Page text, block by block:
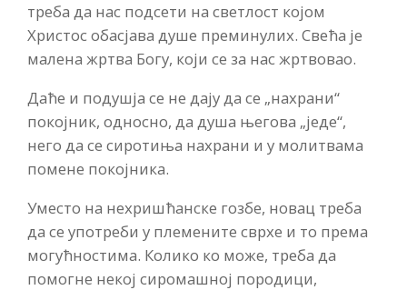
треба да нас подсети на светлост којом
Христос обасјава душе преминулих. Свећа је
малена жртва Богу, који се за нас жртвовао.
Даће и подушја се не дају да се „нахрани“
покојник, односно, да душа његова „једе“,
него да се сиротиња нахрани и у молитвама
помене покојника.
Уместо на нехришћанске гозбе, новац треба
да се употреби у племените сврхе и то према
могућностима. Колико ко може, треба да
помогне некој сиромашној породици,